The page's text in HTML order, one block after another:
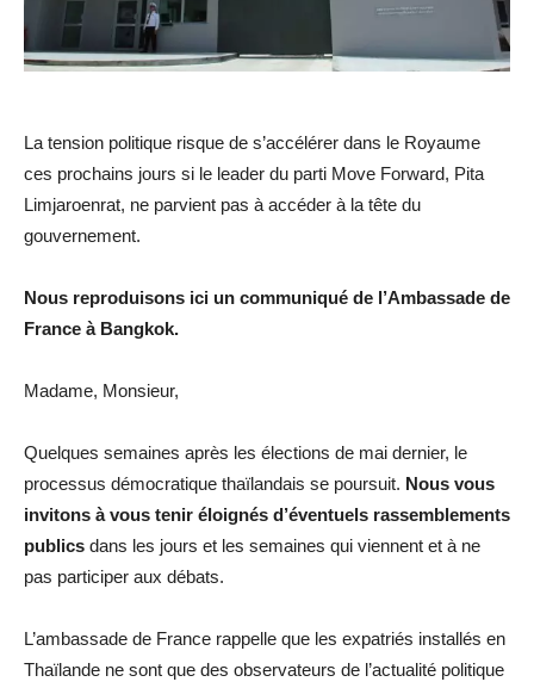
La tension politique risque de s’accélérer dans le Royaume
ces prochains jours si le leader du parti Move Forward, Pita
Limjaroenrat, ne parvient pas à accéder à la tête du
gouvernement.
Nous reproduisons ici un communiqué de l’Ambassade de
France à Bangkok.
Madame, Monsieur,
Quelques semaines après les élections de mai dernier, le
processus démocratique thaïlandais se poursuit. Nous vous
invitons à vous tenir éloignés d’éventuels rassemblements
publics dans les jours et les semaines qui viennent et à ne
pas participer aux débats.
L’ambassade de France rappelle que les expatriés installés en
Thaïlande ne sont que des observateurs de l’actualité politique